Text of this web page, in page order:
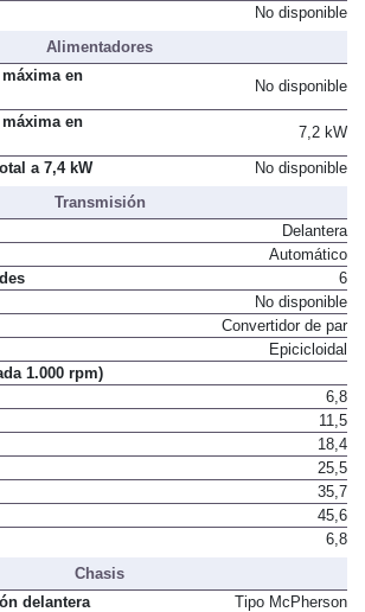
No disponible
Alimentadores
en
No disponible
en
7,2 kW
a 7,4 kW
No disponible
Transmisión
Delantera
Automático
6
No disponible
Convertidor de par
Epicicloidal
1.000 rpm)
6,8
11,5
18,4
25,5
35,7
45,6
6,8
Chasis
delantera
Tipo McPherson